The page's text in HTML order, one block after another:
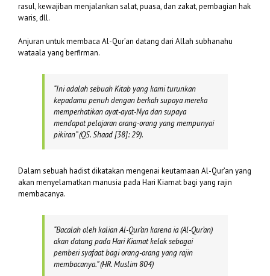
rasul, kewajiban menjalankan salat, puasa, dan zakat, pembagian hak
waris, dll.
Anjuran untuk membaca Al-Qur’an datang dari Allah subhanahu
wataala yang berfirman.
“Ini adalah sebuah Kitab yang kami turunkan
kepadamu penuh dengan berkah supaya mereka
memperhatikan ayat-ayat-Nya dan supaya
mendapat pelajaran orang-orang yang mempunyai
pikiran”(QS. Shaad [38]: 29).
Dalam sebuah hadist dikatakan mengenai keutamaan Al-Qur’an yang
akan menyelamatkan manusia pada Hari Kiamat bagi yang rajin
membacanya.
“Bacalah oleh kalian Al-Qur’an karena ia (Al-Qur’an)
akan datang pada Hari Kiamat kelak sebagai
pemberi syafaat bagi orang-orang yang rajin
membacanya.” (HR. Muslim 804)